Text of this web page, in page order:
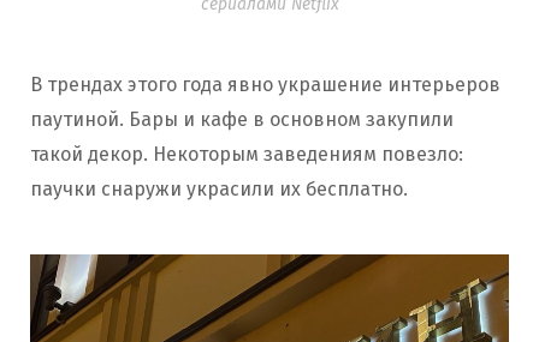
сериалами Netflix
В трендах этого года явно украшение интерьеров
паутиной. Бары и кафе в основном закупили
такой декор. Некоторым заведениям повезло:
паучки снаружи украсили их бесплатно.